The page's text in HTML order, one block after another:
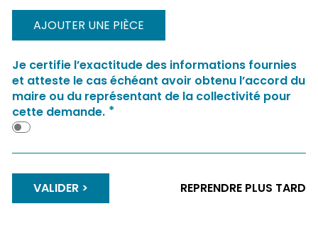
AJOUTER UNE PIÈCE
Je certifie l’exactitude des informations fournies
et atteste le cas échéant avoir obtenu l’accord du
maire ou du représentant de la collectivité pour
cette demande. *
VALIDER REPRENDRE PLUS TARD